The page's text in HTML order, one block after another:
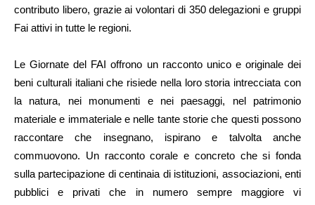
contributo libero, grazie ai volontari di 350 delegazioni e gruppi
Fai attivi in tutte le regioni.
Le Giornate del FAI offrono un racconto unico e originale dei
beni culturali italiani che risiede nella loro storia intrecciata con
la natura, nei monumenti e nei paesaggi, nel patrimonio
materiale e immateriale e nelle tante storie che questi possono
raccontare che insegnano, ispirano e talvolta anche
commuovono. Un racconto corale e concreto che si fonda
sulla partecipazione di centinaia di istituzioni, associazioni, enti
pubblici e privati che in numero sempre maggiore vi